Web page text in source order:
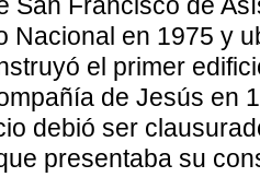
San Francisco de
Nacional en 1975 y
el primer
de Jesús en
debió ser
presentaba su